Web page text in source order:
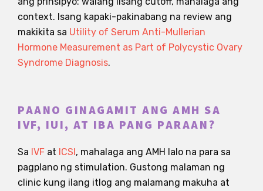
context. Isang kapaki-pakinabang na review ang
makikita sa Utility of Serum Anti-Mullerian
Hormone Measurement as Part of Polycystic Ovary
Syndrome Diagnosis.
PAANO GINAGAMIT ANG AMH SA
IVF, IUI, AT IBA PANG PARAAN?
Sa IVF at ICSI, mahalaga ang AMH lalo na para sa
pagplano ng stimulation. Gustong malaman ng
clinic kung ilang itlog ang malamang makuha at